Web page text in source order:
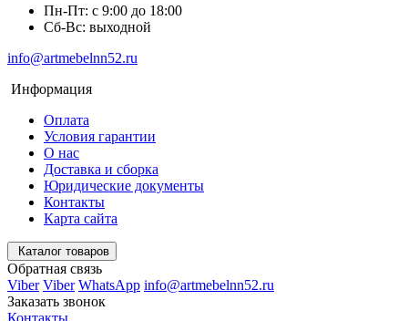
Пн-Пт: с 9:00 до 18:00
Сб-Вс: выходной
info@artmebelnn52.ru
Информация
Оплата
Условия гарантии
О нас
Доставка и сборка
Юридические документы
Контакты
Карта сайта
Каталог товаров
Обратная связь
Viber Viber WhatsApp info@artmebelnn52.ru
Заказать звонок
Контакты